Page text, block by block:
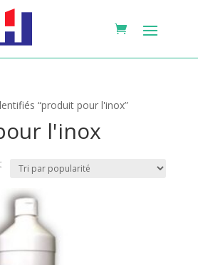
“produit pour l'inox”
l'inox